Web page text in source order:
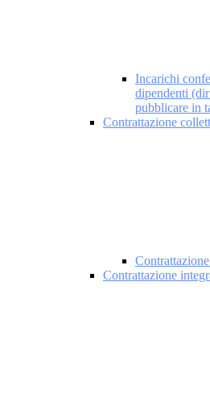
Incarichi
dipendenti
pubblicare in
Contrattazione
Contrattazione